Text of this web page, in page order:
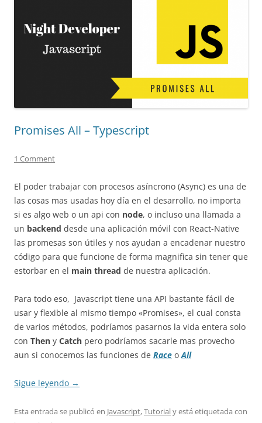
Promises All – Typescript
1 Comment
El poder trabajar con procesos asíncrono (Async) es una de
las cosas mas usadas hoy día en el desarrollo, no importa
si es algo web o un api con node, o incluso una llamada a
un backend desde una aplicación móvil con React-Native
las promesas son útiles y nos ayudan a encadenar nuestro
código para que funcione de forma magnifica sin tener que
estorbar en el main thread de nuestra aplicación.
Para todo eso, Javascript tiene una API bastante fácil de
usar y flexible al mismo tiempo «Promises», el cual consta
de varios métodos, podríamos pasarnos la vida entera solo
con Then y Catch pero podríamos sacarle mas provecho
aun si conocemos las funciones de Race oAll
Sigue leyendo →
Esta entrada se publicó en Javascript,Tutorialy está etiquetada con